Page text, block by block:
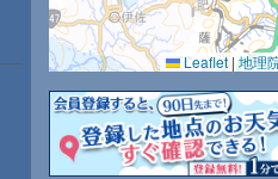
67 64 59
北西 北西
Leaflet | 地理